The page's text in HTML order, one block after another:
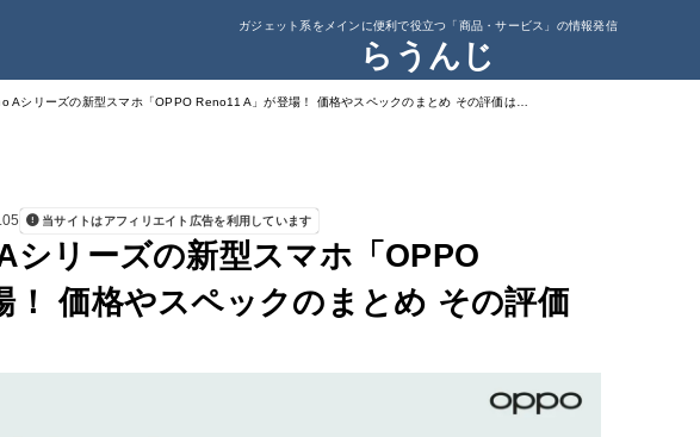
ガジェット系をメインに便利で役立つ「商品・サービス」の情報発信
らうんじ
Aシリーズの新型スマホ「OPPO Reno11 A」が登場！ 価格やスペックのまとめ その評価は…
当サイトはアフィリエイト広告を利用しています
シリーズの新型スマホ「OPPO
！ 価格やスペックのまとめ その評価